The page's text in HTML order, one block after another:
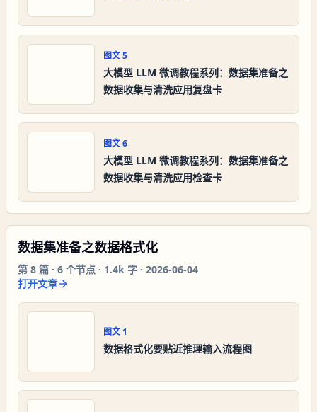
图文5
大模型 LLM 微调教程系列：数据集准备之
数据收集与清洗应用复盘卡
图文6
大模型 LLM 微调教程系列：数据集准备之
数据收集与清洗应用检查卡
数据集准备之数据格式化
第 8 篇 · 6 个节点 · 1.4k 字 · 2026-06-04
打开文章
图文 1
数据格式化要贴近推理输入流程图